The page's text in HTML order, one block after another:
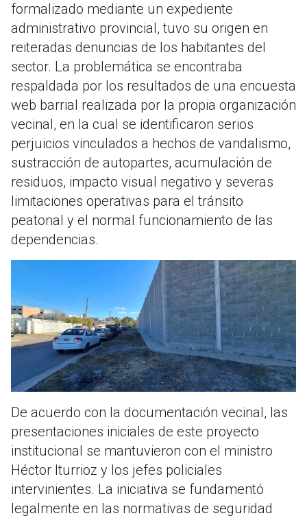
formalizado mediante un expediente
administrativo provincial, tuvo su origen en
reiteradas denuncias de los habitantes del
sector. La problemática se encontraba
respaldada por los resultados de una encuesta
web barrial realizada por la propia organización
vecinal, en la cual se identificaron serios
perjuicios vinculados a hechos de vandalismo,
sustracción de autopartes, acumulación de
residuos, impacto visual negativo y severas
limitaciones operativas para el tránsito
peatonal y el normal funcionamiento de las
dependencias.
De acuerdo con la documentación vecinal, las
presentaciones iniciales de este proyecto
institucional se mantuvieron con el ministro
Héctor Iturrioz y los jefes policiales
intervinientes. La iniciativa se fundamentó
legalmente en las normativas de seguridad